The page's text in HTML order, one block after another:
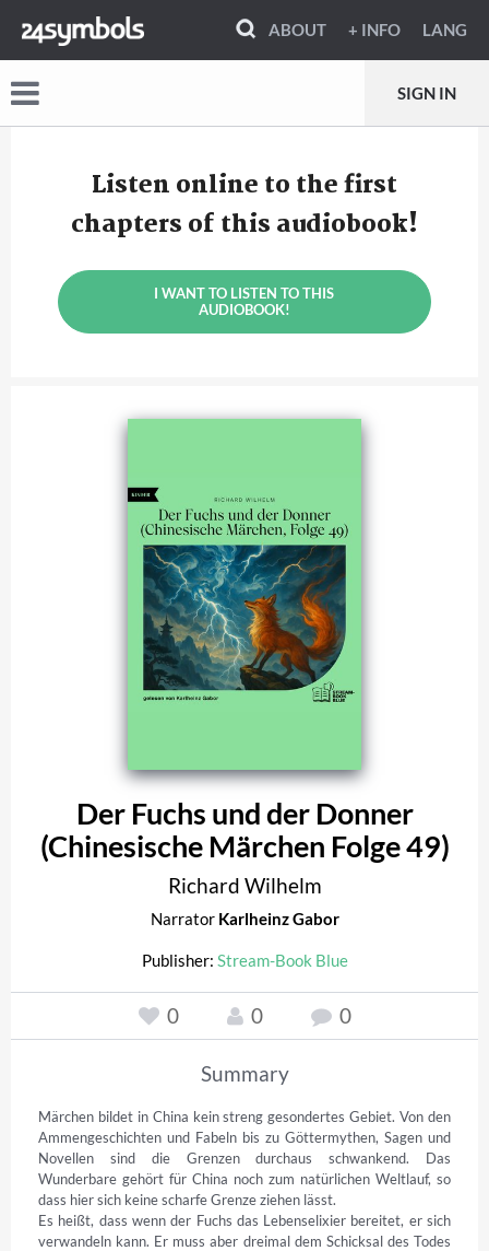
ABOUT + INFO LANG
SIGN IN
Listen online to the first
chapters of this audiobook!
I WANT TO LISTEN TO THIS
AUDIOBOOK!
Der Fuchs und der Donner
(Chinesische Märchen Folge 49)
Richard Wilhelm
Narrator Karlheinz Gabor
Publisher: Stream-Book Blue
0 0 0
Summary
Märchen bildet in China kein streng gesondertes Gebiet. Von den
Ammengeschichten und Fabeln bis zu Göttermythen, Sagen und
Novellen sind die Grenzen durchaus schwankend. Das
Wunderbare gehört für China noch zum natürlichen Weltlauf, so
dass hier sich keine scharfe Grenze ziehen lässt.
Es heißt, dass wenn der Fuchs das Lebenselixier bereitet, er sich
verwandeln kann. Er muss aber dreimal dem Schicksal des Todes